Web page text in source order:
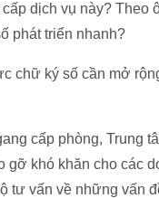
dịch vụ này? Theo
phát triển nhanh?
chữ ký số cần mở
cấp phòng, Trung
khó khăn cho các
tư vấn về những vấn